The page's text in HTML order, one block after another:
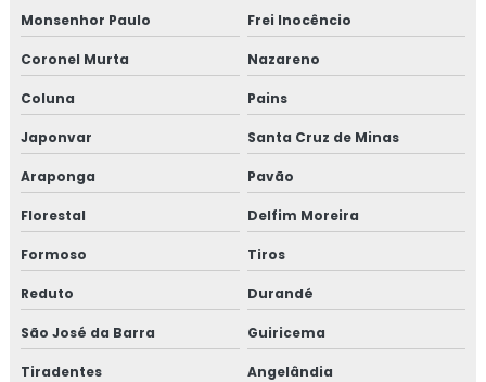
Monsenhor Paulo Frei Inocêncio
Coronel Murta Nazareno
Coluna Pains
Japonvar Santa Cruz de Minas
Araponga Pavão
Florestal Delfim Moreira
Formoso Tiros
Reduto Durandé
São José da Barra Guiricema
Tiradentes Angelândia